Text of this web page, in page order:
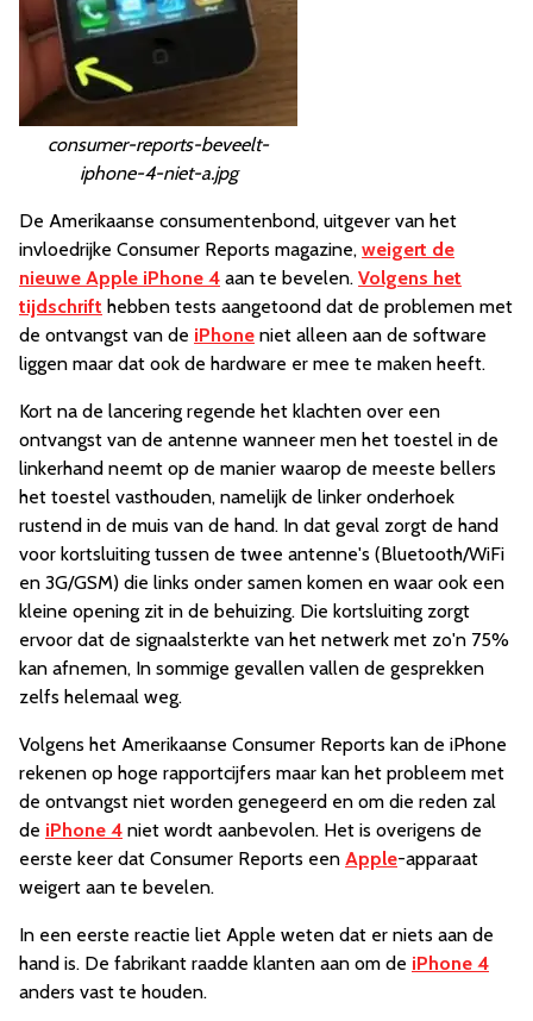
consumer-reports-beveelt-
iphone-4-niet-a.jpg
De Amerikaanse consumentenbond, uitgever van het
invloedrijke Consumer Reports magazine, weigert de
nieuwe Apple iPhone 4 aan te bevelen. Volgens het
tijdschrift hebben tests aangetoond dat de problemen met
de ontvangst van de iPhone niet alleen aan de software
liggen maar dat ook de hardware er mee te maken heeft.
Kort na de lancering regende het klachten over een
ontvangst van de antenne wanneer men het toestel in de
linkerhand neemt op de manier waarop de meeste bellers
het toestel vasthouden, namelijk de linker onderhoek
rustend in de muis van de hand. In dat geval zorgt de hand
voor kortsluiting tussen de twee antenne's (Bluetooth/WiFi
en 3G/GSM) die links onder samen komen en waar ook een
kleine opening zit in de behuizing. Die kortsluiting zorgt
ervoor dat de signaalsterkte van het netwerk met zo'n 75%
kan afnemen, In sommige gevallen vallen de gesprekken
zelfs helemaal weg.
Volgens het Amerikaanse Consumer Reports kan de iPhone
rekenen op hoge rapportcijfers maar kan het probleem met
de ontvangst niet worden genegeerd en om die reden zal
de iPhone 4 niet wordt aanbevolen. Het is overigens de
eerste keer dat Consumer Reports een Apple-apparaat
weigert aan te bevelen.
In een eerste reactie liet Apple weten dat er niets aan de
hand is. De fabrikant raadde klanten aan om de iPhone 4
anders vast te houden.